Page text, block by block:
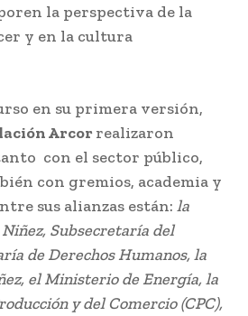
la perspectiva de la
y en la cultura
en su primera versión,
Arcorrealizaron
con el sector público,
con gremios, academia y
sus alianzas están: la
Subsecretaría del
de Derechos Humanos, la
el Ministerio de Energía, la
y del Comercio (CPC),